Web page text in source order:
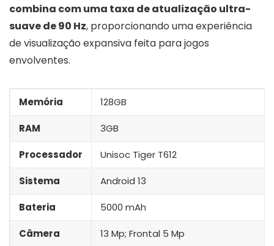
combina com uma taxa de atualização ultra-
suave de 90 Hz, proporcionando uma experiência
de visualização expansiva feita para jogos
envolventes.
Memória 128GB
RAM 3GB
Processador Unisoc Tiger T612
Sistema Android 13
Bateria 5000 mAh
Câmera 13 Mp; Frontal 5 Mp